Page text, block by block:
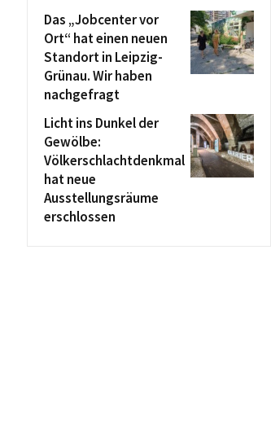
Das „Jobcenter vor
Ort“ hat einen neuen
Standort in Leipzig-
Grünau. Wir haben
nachgefragt
Licht ins Dunkel der
Gewölbe:
Völkerschlachtdenkmal
hat neue
Ausstellungsräume
erschlossen